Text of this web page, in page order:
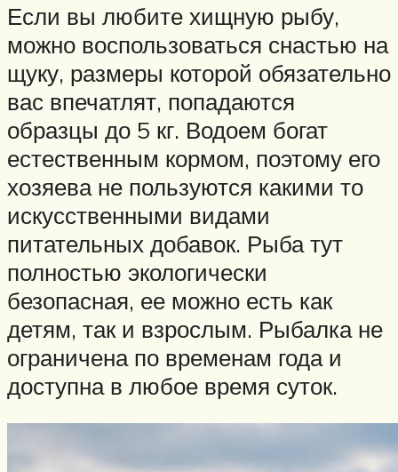
Если вы любите хищную рыбу,
можно воспользоваться снастью на
щуку, размеры которой обязательно
вас впечатлят, попадаются
образцы до 5 кг. Водоем богат
естественным кормом, поэтому его
хозяева не пользуются какими то
искусственными видами
питательных добавок. Рыба тут
полностью экологически
безопасная, ее можно есть как
детям, так и взрослым. Рыбалка не
ограничена по временам года и
доступна в любое время суток.